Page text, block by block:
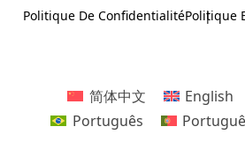
Politique De ConfidentialitéPolitique
简体中文 English
Português